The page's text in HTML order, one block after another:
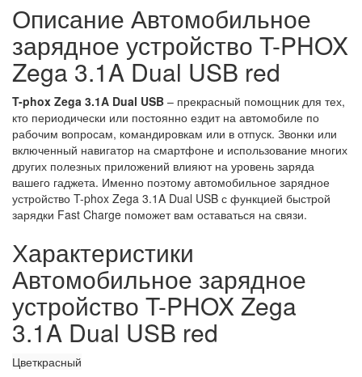
Описание Автомобильное
зарядное устройство T-PHOX
Zega 3.1A Dual USB red
T-phox Zega 3.1A Dual USB – прекрасный помощник для тех,
кто периодически или постоянно ездит на автомобиле по
рабочим вопросам, командировкам или в отпуск. Звонки или
включенный навигатор на смартфоне и использование многих
других полезных приложений влияют на уровень заряда
вашего гаджета. Именно поэтому автомобильное зарядное
устройство T-phox Zega 3.1A Dual USB с функцией быстрой
зарядки Fast Charge поможет вам оставаться на связи.
Характеристики
Автомобильное зарядное
устройство T-PHOX Zega
3.1A Dual USB red
Цветкрасный